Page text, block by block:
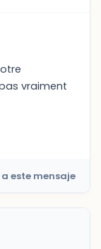
vraiment
este mensaje